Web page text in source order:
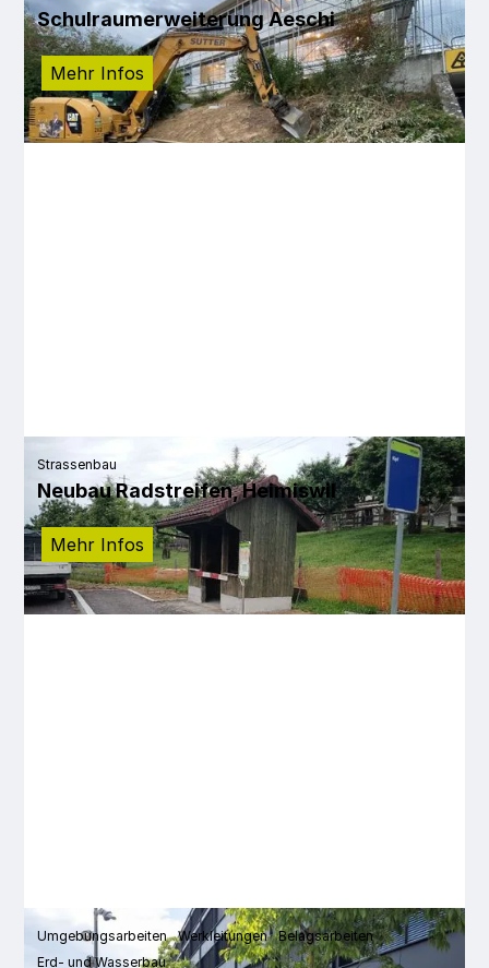
Schulraumerweiterung Aeschi
Mehr Infos
Strassenbau
Neubau Radstreifen, Heimiswil
Mehr Infos
Umgebungsarbeiten Werkleitungen
Belagsarbeiten
Erd- und Wasserbau